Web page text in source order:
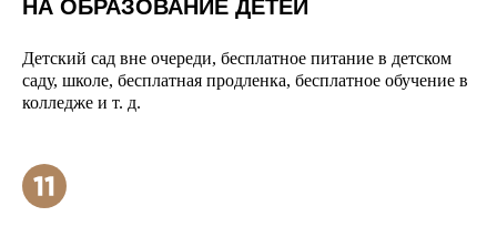
НА ОБРАЗОВАНИЕ ДЕТЕЙ
Детский сад вне очереди, бесплатное питание в детском
саду, школе, бесплатная продленка, бесплатное обучение в
колледже и т. д.